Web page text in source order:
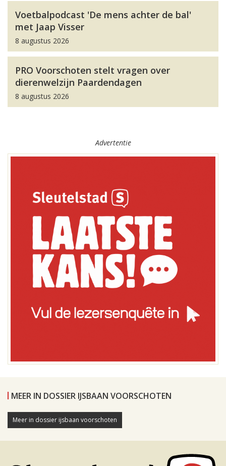
Voetbalpodcast 'De mens achter de bal'
met Jaap Visser
8 augustus 2026
PRO Voorschoten stelt vragen over
dierenwelzijn Paardendagen
8 augustus 2026
Advertentie
MEER IN DOSSIER IJSBAAN VOORSCHOTEN
Meer in dossier ijsbaan voorschoten